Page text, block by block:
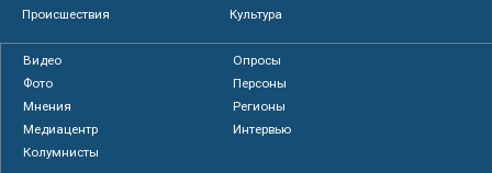
Происшествия
Культура
Видео
Опросы
Фото
Персоны
Мнения
Регионы
Медиацентр
Интервью
Колумнисты